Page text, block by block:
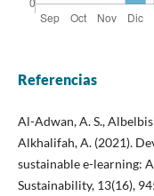
Referencias
Al-Adwan, A. S.,
Alkhalifah, A. (2021).
sustainable e-learning:
Sustainability, 13(16),